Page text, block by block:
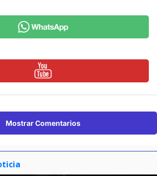
Mostrar Comentarios